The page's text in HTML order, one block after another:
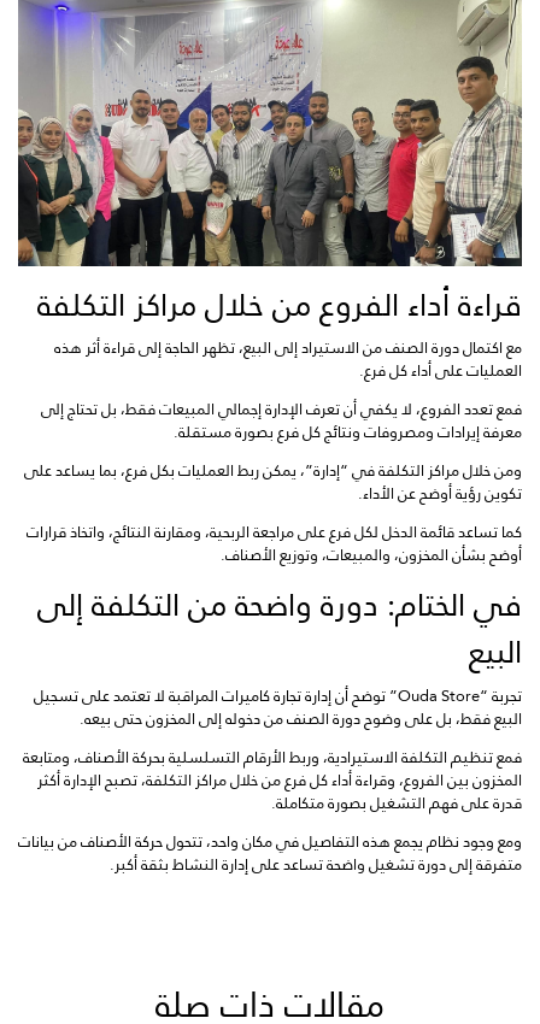
قراءة أداء الفروع من خلال مراكز التكلفة
مع اكتمال دورة الصنف من الاستيراد إلى البيع، تظهر الحاجة إلى قراءة أثر هذه
العمليات على أداء كل فرع.
فمع تعدد الفروع، لا يكفي أن تعرف الإدارة إجمالي المبيعات فقط، بل تحتاج إلى
معرفة إيرادات ومصروفات ونتائج كل فرع بصورة مستقلة.
ومن خلال مراكز التكلفة في “إدارة”، يمكن ربط العمليات بكل فرع، بما يساعد على
تكوين رؤية أوضح عن الأداء.
كما تساعد قائمة الدخل لكل فرع على مراجعة الربحية، ومقارنة النتائج، واتخاذ قرارات
أوضح بشأن المخزون، والمبيعات، وتوزيع الأصناف.
في الختام: دورة واضحة من التكلفة إلى
البيع
تجربة “Ouda Store” توضح أن إدارة تجارة كاميرات المراقبة لا تعتمد على تسجيل
البيع فقط، بل على وضوح دورة الصنف من دخوله إلى المخزون حتى بيعه.
فمع تنظيم التكلفة الاستيرادية، وربط الأرقام التسلسلية بحركة الأصناف، ومتابعة
المخزون بين الفروع، وقراءة أداء كل فرع من خلال مراكز التكلفة، تصبح الإدارة أكثر
قدرة على فهم التشغيل بصورة متكاملة.
ومع وجود نظام يجمع هذه التفاصيل في مكان واحد، تتحول حركة الأصناف من بيانات
متفرقة إلى دورة تشغيل واضحة تساعد على إدارة النشاط بثقة أكبر.
مقالات ذات صلة